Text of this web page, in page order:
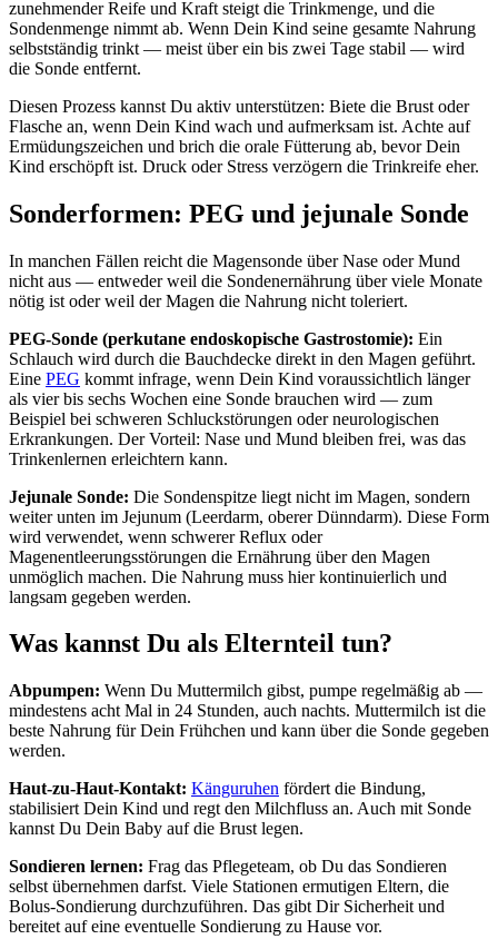
zunehmender Reife und Kraft steigt die Trinkmenge, und die
Sondenmenge nimmt ab. Wenn Dein Kind seine gesamte Nahrung
selbstständig trinkt — meist über ein bis zwei Tage stabil — wird
die Sonde entfernt.
Diesen Prozess kannst Du aktiv unterstützen: Biete die Brust oder
Flasche an, wenn Dein Kind wach und aufmerksam ist. Achte auf
Ermüdungszeichen und brich die orale Fütterung ab, bevor Dein
Kind erschöpft ist. Druck oder Stress verzögern die Trinkreife eher.
Sonderformen: PEG und jejunale Sonde
In manchen Fällen reicht die Magensonde über Nase oder Mund
nicht aus — entweder weil die Sondenernährung über viele Monate
nötig ist oder weil der Magen die Nahrung nicht toleriert.
PEG-Sonde (perkutane endoskopische Gastrostomie): Ein
Schlauch wird durch die Bauchdecke direkt in den Magen geführt.
Eine PEG kommt infrage, wenn Dein Kind voraussichtlich länger
als vier bis sechs Wochen eine Sonde brauchen wird — zum
Beispiel bei schweren Schluckstörungen oder neurologischen
Erkrankungen. Der Vorteil: Nase und Mund bleiben frei, was das
Trinkenlernen erleichtern kann.
Jejunale Sonde: Die Sondenspitze liegt nicht im Magen, sondern
weiter unten im Jejunum (Leerdarm, oberer Dünndarm). Diese Form
wird verwendet, wenn schwerer Reflux oder
Magenentleerungsstörungen die Ernährung über den Magen
unmöglich machen. Die Nahrung muss hier kontinuierlich und
langsam gegeben werden.
Was kannst Du als Elternteil tun?
Abpumpen: Wenn Du Muttermilch gibst, pumpe regelmäßig ab —
mindestens acht Mal in 24 Stunden, auch nachts. Muttermilch ist die
beste Nahrung für Dein Frühchen und kann über die Sonde gegeben
werden.
Haut-zu-Haut-Kontakt: Känguruhen fördert die Bindung,
stabilisiert Dein Kind und regt den Milchfluss an. Auch mit Sonde
kannst Du Dein Baby auf die Brust legen.
Sondieren lernen: Frag das Pflegeteam, ob Du das Sondieren
selbst übernehmen darfst. Viele Stationen ermutigen Eltern, die
Bolus-Sondierung durchzuführen. Das gibt Dir Sicherheit und
bereitet auf eine eventuelle Sondierung zu Hause vor.